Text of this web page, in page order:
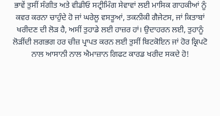
ਭਾਵੇਂ ਤੁਸੀਂ ਸੰਗੀਤ ਅਤੇ ਵੀਡੀਓ ਸਟ੍ਰੀਮਿੰਗ ਸੇਵਾਵਾਂ ਲਈ ਮਾਸਿਕ ਗਾਹਕੀਆਂ ਨੂੰ
ਕਵਰ ਕਰਨਾ ਚਾਹੁੰਦੇ ਹੋ ਜਾਂ ਘਰੇਲੂ ਵਸਤੂਆਂ, ਤਕਨੀਕੀ ਗੈਜੇਟਸ, ਜਾਂ ਕਿਤਾਬਾਂ
ਖਰੀਦਣ ਦੀ ਲੋੜ ਹੈ, ਅਸੀਂ ਤੁਹਾਡੇ ਲਈ ਹਾਜ਼ਰ ਹਾਂ। ਉਦਾਹਰਨ ਲਈ, ਤੁਹਾਨੂੰ
ਲੋੜੀਂਦੀ ਲਗਭਗ ਹਰ ਚੀਜ਼ ਪ੍ਰਾਪਤ ਕਰਨ ਲਈ ਤੁਸੀਂ ਬਿਟਕੋਇਨ ਜਾਂ ਹੋਰ ਕ੍ਰਿਪਟੋ
ਨਾਲ ਆਸਾਨੀ ਨਾਲ ਐਮਾਜ਼ਾਨ ਗਿਫਟ ਕਾਰਡ ਖਰੀਦ ਸਕਦੇ ਹੋ!